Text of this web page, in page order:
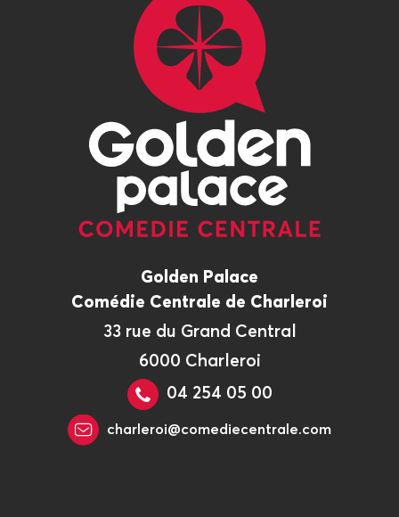
Golden Palace
Comédie Centrale de Charleroi
33 rue du Grand Central
6000 Charleroi
04 254 05 00
charleroi@comediecentrale.com